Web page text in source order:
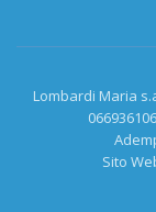
Lombardi Maria
Sito